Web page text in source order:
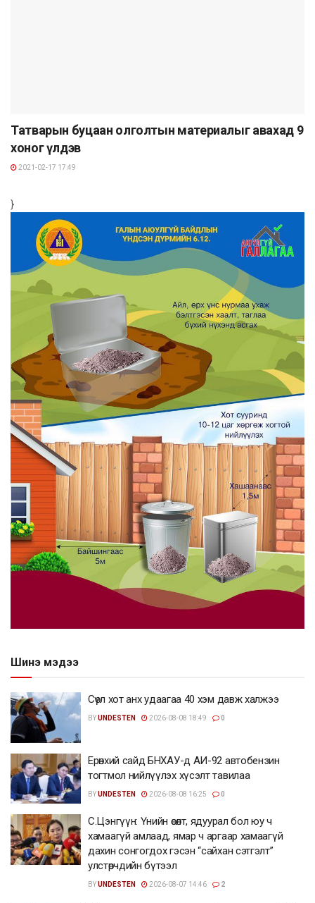
Татварын буцаан олголтын материалыг авахад 9
хоног үлдэв
2021-02-17 17:49
}
Шинэ мэдээ
Сөүл хот анх удаагаа 40 хэм давж халжээ
BYUNDESTEN 2026-08-08 18:49 0
Ерөнхий сайд БНХАУ-д АИ-92 автобензин
тогтмол нийлүүлэх хүсэлт тавилаа
BYUNDESTEN 2026-08-08 16:25 0
С.Цэнгүүн: Үнийн өсөлт, ядуурал бол юу ч
хамаагүй амлаад, ямар ч аргаар хамаагүй
дахин сонгогдох гэсэн “сайхан сэтгэлт”
улстөрчдийн бүтээл
BYUNDESTEN 2026-08-07 14:46 2